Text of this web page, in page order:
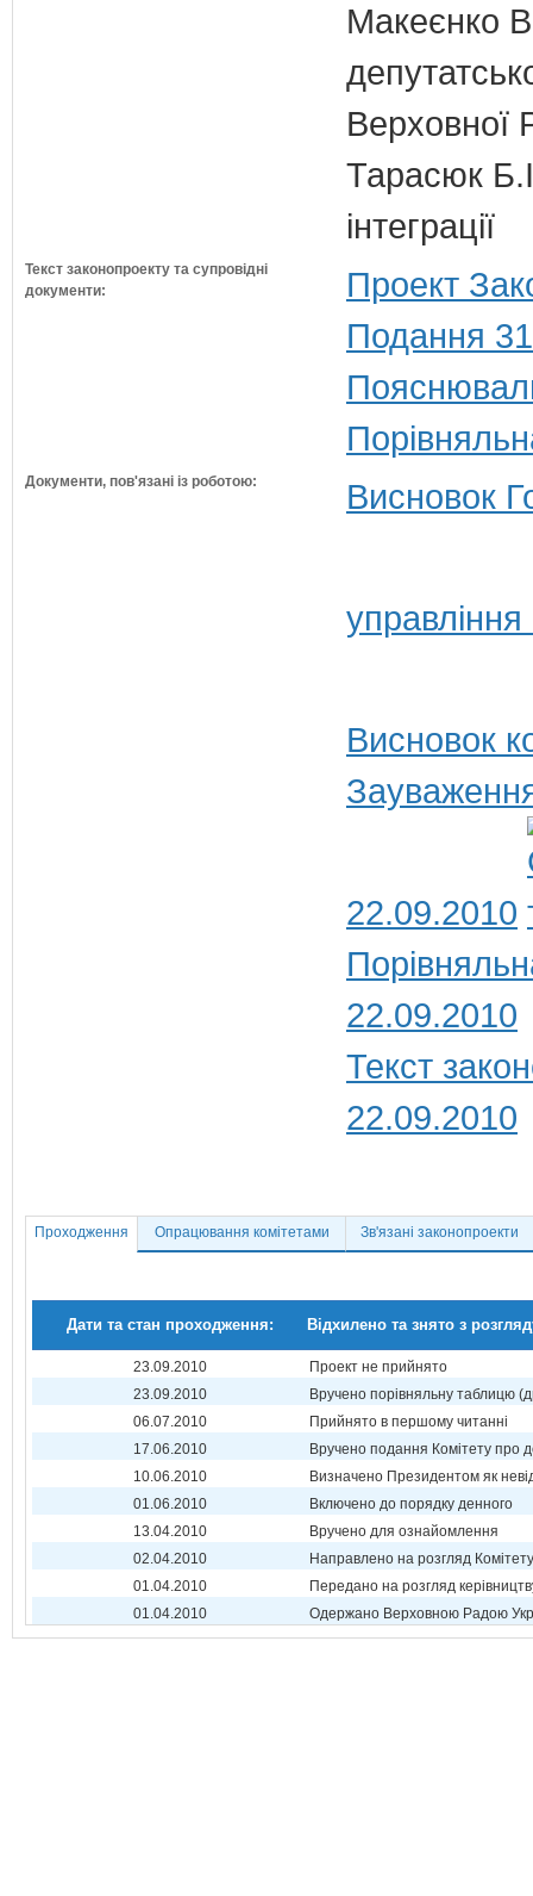
Макеєнко
Верховної
Тарасюк
інтеграції
Текст законопроекту та супровідні
документи:
Проект
Подання
Документи, пов'язані із роботою: Висновок
Висновок
22.09.2010
22.09.2010
Текст
22.09.2010
Проходження Опрацювання комітетами Зв'язані законопроекти
Дати та стан проходження: Відхилено та знято з
23.09.2010
Проект не прийнято
23.09.2010
Вручено порівняльну таблицю
06.07.2010
Прийнято в першому читанні
17.06.2010
Вручено подання Комітету про
10.06.2010
Визначено Президентом як
01.06.2010
Включено до порядку денного
13.04.2010
Вручено для ознайомлення
02.04.2010
Направлено на розгляд Комітету
01.04.2010
Передано на розгляд
01.04.2010
Одержано Верховною Радою